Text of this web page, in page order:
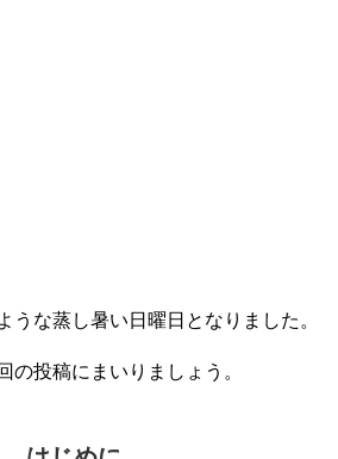
うな蒸し暑い日曜日となりました。
の投稿にまいりましょう。